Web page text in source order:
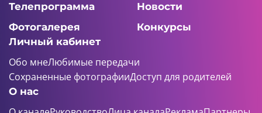
Телепрограмма
Новости
Фотогалерея
Конкурсы
Личный кабинет
Обо мнеЛюбимые передачи
Сохраненные фотографииДоступ для родителей
О нас